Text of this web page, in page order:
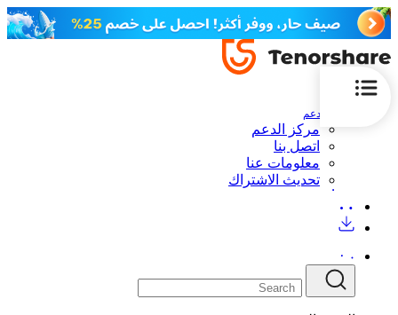
الدعم
مركز الدعم
اتصل بنا
معلومات عنا
تحديث الاشتراك